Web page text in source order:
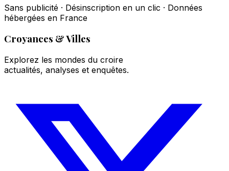
Sans publicité · Désinscription en un clic · Données
hébergées en France
Croyances & Villes
Explorez les mondes du croire
actualités, analyses et enquêtes.